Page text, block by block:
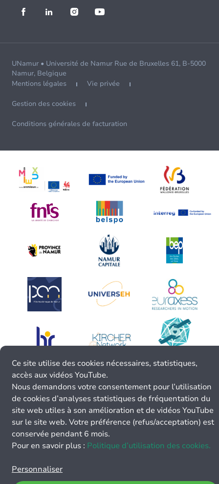
UNamur • Université de Namur Rue de Bruxelles 61, B-5000
Namur, Belgique
Mentions légales
Vie privée
Gestion des cookies
Conditions générales de facturation
Ce site utilise des cookies nécessaires, statistiques,
accès aux vidéos YouTube.
Nous demandons votre consentement pour l’utilisation
de cookies d’analyses statistiques de fréquentation du
site web utiles à son amélioration et de vidéos YouTube
sur le site web. Votre préférence (refus/acceptation) est
conservée pendant 6 mois.
Pour en savoir plus : Politique d’utilisation des cookies.
Personnaliser